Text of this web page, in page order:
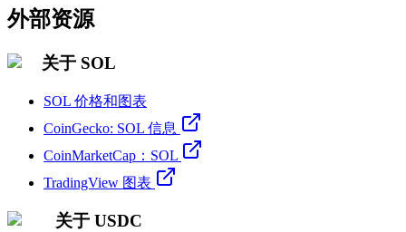
外部资源
关于 SOL
SOL 价格和图表
CoinGecko: SOL 信息
CoinMarketCap：SOL
TradingView 图表
关于 USDC